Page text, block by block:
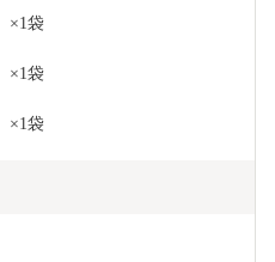
×1袋
×1袋
×1袋